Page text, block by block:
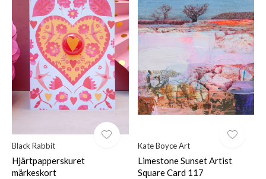
Black Rabbit
Hjärtpapperskuret
märkeskort
Kate Boyce Art
Limestone Sunset Artist
Square Card 117